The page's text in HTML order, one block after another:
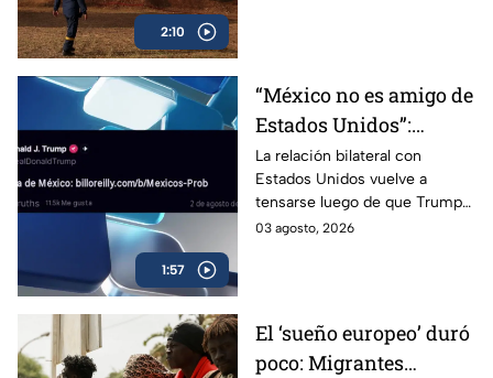
2:10
1:57
“México no es amigo de
Estados Unidos”:
Trump cuestiona
estrategia contra el
narcotráfico
La relación bilateral con
Estados Unidos vuelve a
tensarse luego de que Trump
aseguró que “el problema es
03 agosto, 2026
El ‘sueño europeo’ duró
poco: Migrantes